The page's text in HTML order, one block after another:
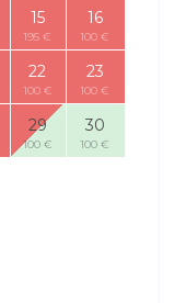
15
195 €
16
100 €
22
100 €
23
100 €
29
100 €
30
100 €